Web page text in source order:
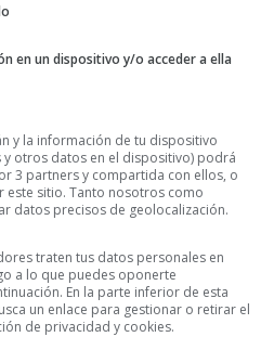
en un dispositivo y/o acceder a ella
y la información de tu dispositivo
otros datos en el dispositivo) podrá
3 partners y compartida con ellos, o
este sitio. Tanto nosotros como
datos precisos de geolocalización.
traten tus datos personales en
a lo que puedes oponerte
En la parte inferior de esta
un enlace para gestionar o retirar el
de privacidad y cookies.